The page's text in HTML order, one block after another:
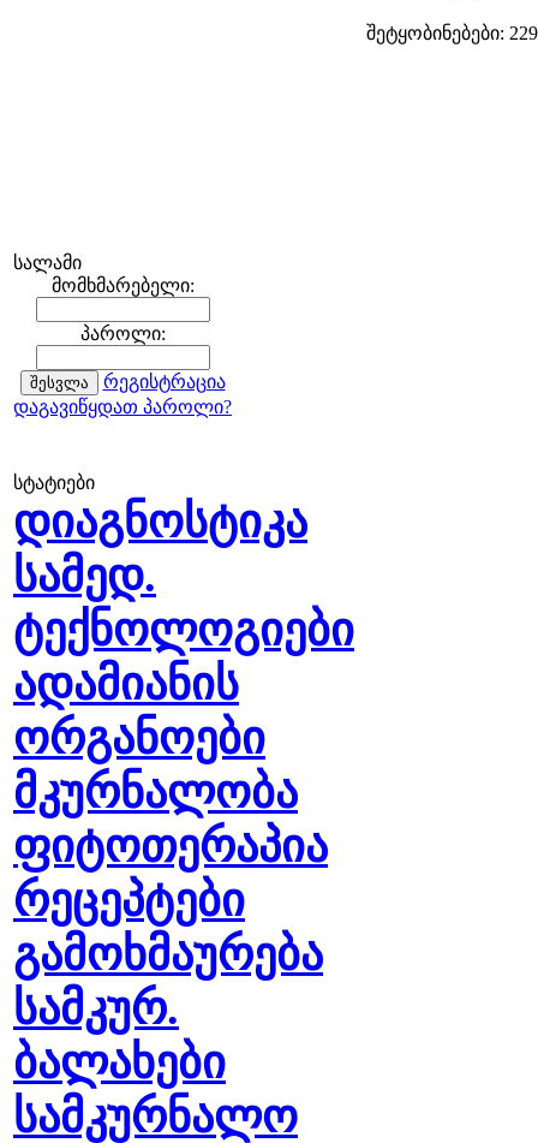
სალამი
მომხმარებელი:
პაროლი:
რეგისტრაცია
დაგავიწყდათ პაროლი?
სტატიები
დიაგნოსტიკა
სამედ.
ტექნოლოგიები
ადამიანის
ორგანოები
მკურნალობა
ფიტოთერაპია
რეცეპტები
გამოხმაურება
სამკურ.
ბალახები
სამკურნალო
შეტყობინებები: 229